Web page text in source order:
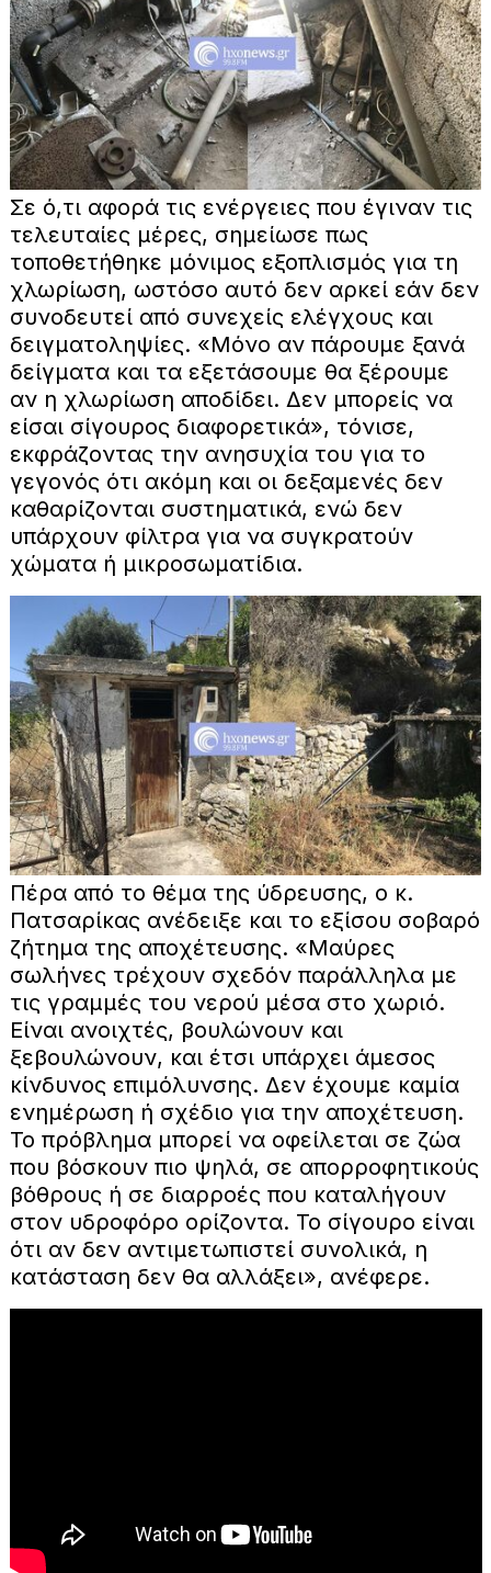
Σε ό,τι αφορά τις ενέργειες που έγιναν τις
τελευταίες μέρες, σημείωσε πως
τοποθετήθηκε μόνιμος εξοπλισμός για τη
χλωρίωση, ωστόσο αυτό δεν αρκεί εάν δεν
συνοδευτεί από συνεχείς ελέγχους και
δειγματοληψίες. «Μόνο αν πάρουμε ξανά
δείγματα και τα εξετάσουμε θα ξέρουμε
αν η χλωρίωση αποδίδει. Δεν μπορείς να
είσαι σίγουρος διαφορετικά», τόνισε,
εκφράζοντας την ανησυχία του για το
γεγονός ότι ακόμη και οι δεξαμενές δεν
καθαρίζονται συστηματικά, ενώ δεν
υπάρχουν φίλτρα για να συγκρατούν
χώματα ή μικροσωματίδια.
Πέρα από το θέμα της ύδρευσης, ο κ.
Πατσαρίκας ανέδειξε και το εξίσου σοβαρό
ζήτημα της αποχέτευσης. «Μαύρες
σωλήνες τρέχουν σχεδόν παράλληλα με
τις γραμμές του νερού μέσα στο χωριό.
Είναι ανοιχτές, βουλώνουν και
ξεβουλώνουν, και έτσι υπάρχει άμεσος
κίνδυνος επιμόλυνσης. Δεν έχουμε καμία
ενημέρωση ή σχέδιο για την αποχέτευση.
Το πρόβλημα μπορεί να οφείλεται σε ζώα
που βόσκουν πιο ψηλά, σε απορροφητικούς
βόθρους ή σε διαρροές που καταλήγουν
στον υδροφόρο ορίζοντα. Το σίγουρο είναι
ότι αν δεν αντιμετωπιστεί συνολικά, η
κατάσταση δεν θα αλλάξει», ανέφερε.